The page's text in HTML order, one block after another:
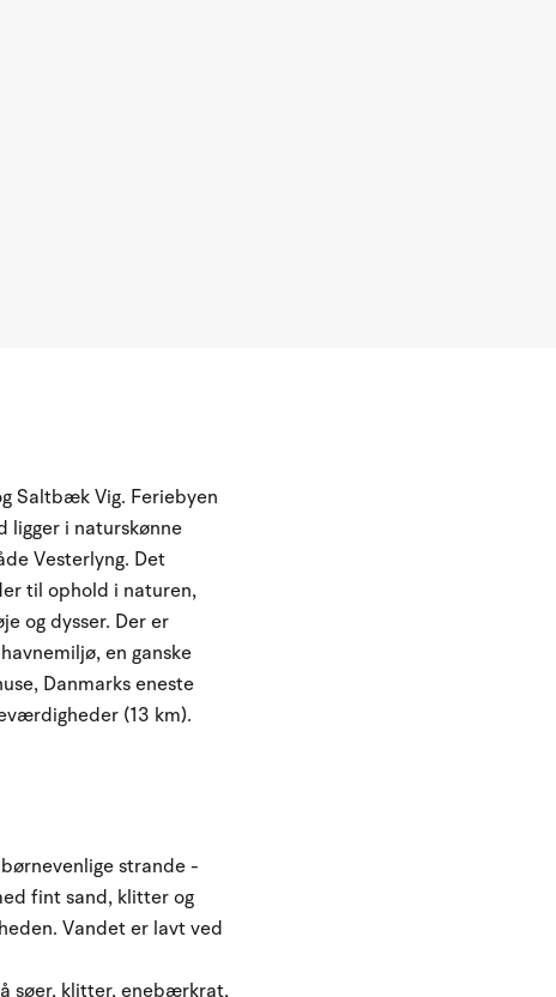
Saltbæk Vig. Feriebyen
ligger i naturskønne
Vesterlyng. Det
til ophold i naturen,
og dysser. Der er
en ganske
Danmarks eneste
(13 km).
strande -
fint sand, klitter og
Vandet er lavt ved
søer, klitter, enebærkrat,